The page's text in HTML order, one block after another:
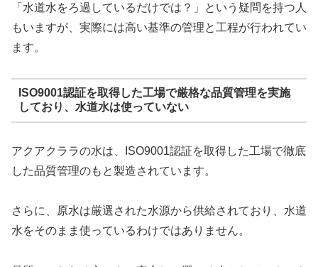
「水道水をろ過しているだけでは？」という疑問を持つ人
もいますが、実際には高い基準の管理と工程が行われてい
ます。
ISO9001認証を取得した工場で厳格な品質管理を実施
しており、水道水は使っていない
アクアクララの水は、ISO9001認証を取得した工場で徹底
した品質管理のもと製造されています。
さらに、原水は厳選された水源から供給されており、水道
水をそのまま使っているわけではありません。